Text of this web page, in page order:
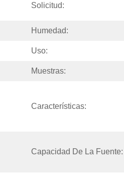
Solicitud:
Humedad:
Uso:
Muestras:
Características:
Capacidad De La Fuente: